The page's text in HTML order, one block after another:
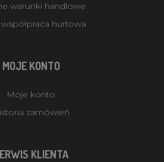
warunki handlowe
hurtowa
MOJE KONTO
Moje konto
zamówień
KLIENTA